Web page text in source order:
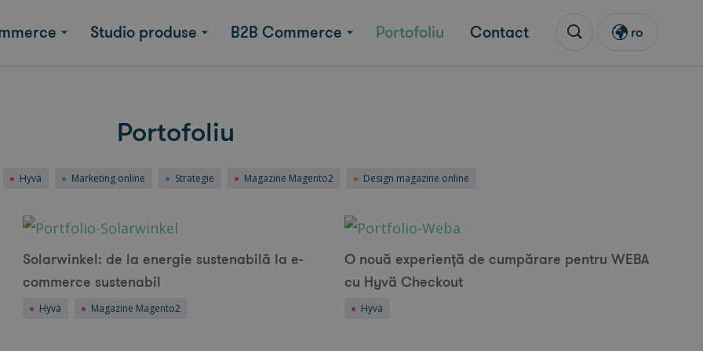
ro
Studio produse B2B Commerce Portofoliu Contact
Portofoliu
Hyvä Marketing online Strategie Magazine Magento2 Design magazine online
Solarwinkel: de la energie sustenabilă la e-
commerce sustenabil
Hyvä Magazine Magento2
O nouă experiență de cumpărare pentru WEBA
cu Hyvä Checkout
Hyvä